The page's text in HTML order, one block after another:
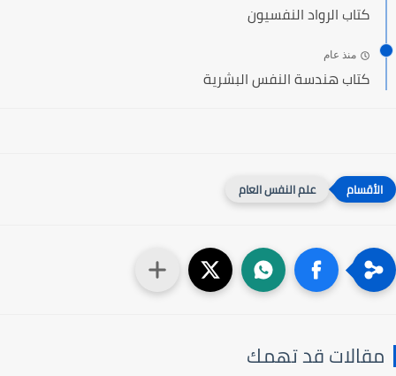
كتاب الرواد النفسيون
منذ عام
كتاب هندسة النفس البشرية
علم النفس العام
مقالات قد تهمك